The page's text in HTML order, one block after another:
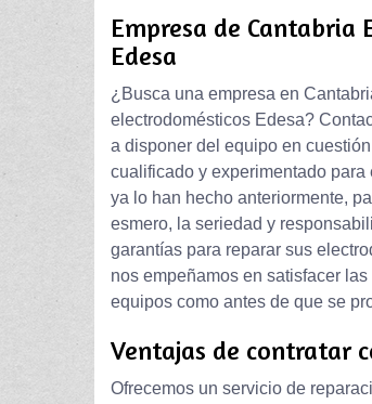
Empresa de Cantabria
Edesa
¿Busca una empresa en
electrodomésticos Edesa?
a disponer del equipo en
cualificado y experimentado
ya lo han hecho anteriormente,
esmero, la seriedad y
garantías para reparar sus
nos empeñamos en satisfacer
equipos como antes de que se
Ventajas de contratar
Ofrecemos un servicio de